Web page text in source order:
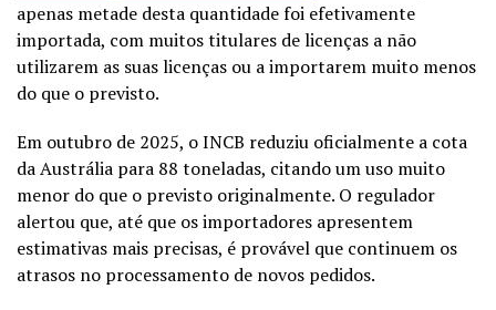
apenas metade desta quantidade foi efetivamente
importada, com muitos titulares de licenças a não
utilizarem as suas licenças ou a importarem muito menos
do que o previsto.
Em outubro de 2025, o INCB reduziu oficialmente a cota
da Austrália para 88 toneladas, citando um uso muito
menor do que o previsto originalmente. O regulador
alertou que, até que os importadores apresentem
estimativas mais precisas, é provável que continuem os
atrasos no processamento de novos pedidos.